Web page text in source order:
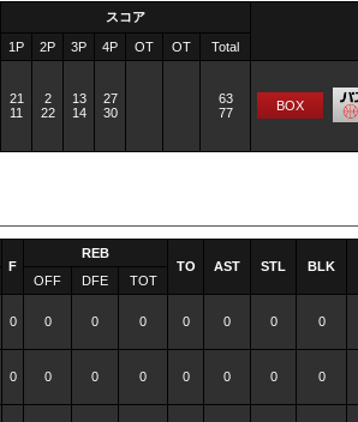
スコア
1P 2P 3P 4P OT OT Total
21
11
2
22
13
14
27
30
63
77
BOX
F
REB
TO
AST STL BLK
OFF DFE TOT
0 0 0 0 0 0 0 0
0 0 0 0 0 0 0 0